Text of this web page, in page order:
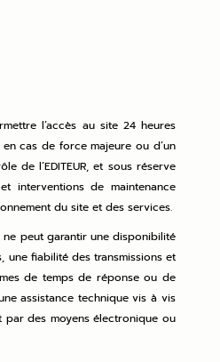
l’accès au site 24 heures
cas de force majeure ou d’un
de l’EDITEUR, et sous réserve
interventions de maintenance
du site et des services.
ne peut garantir une disponibilité
une fiabilité des transmissions et
de temps de réponse ou de
assistance technique vis à vis
par des moyens électronique ou